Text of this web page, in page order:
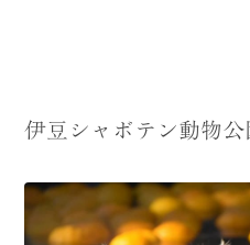
伊豆シャボテン動物公